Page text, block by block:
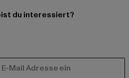
du interessiert?